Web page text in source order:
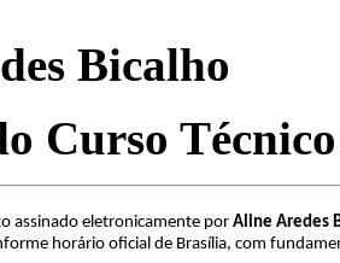
Bicalho
Curso
assinado eletronicamente por Aline Aredes
horário oficial de Brasília, com